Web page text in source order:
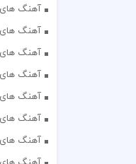
آهنگ های
آهنگ
آهنگ
آهنگ های
آهنگ های
آهنگ
آهنگ های